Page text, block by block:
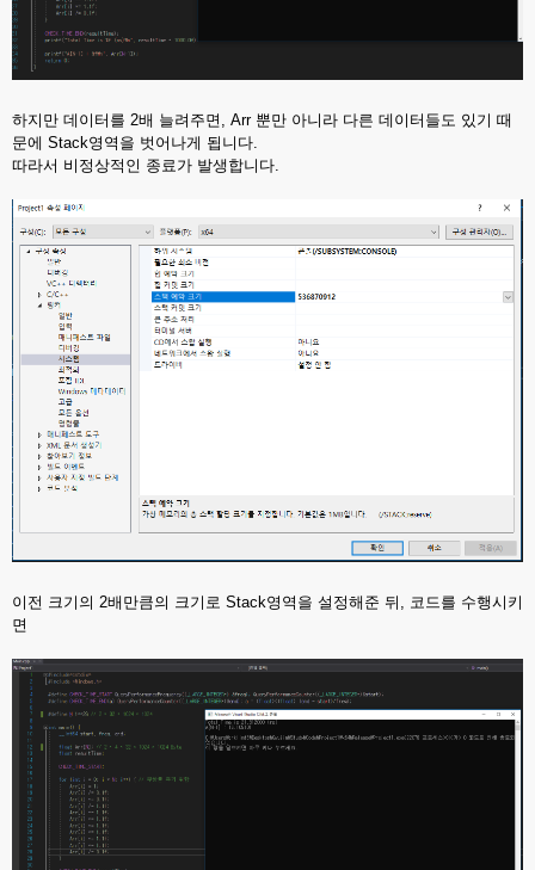
하지만 데이터를 2배 늘려주면, Arr 뿐만 아니라 다른 데이터들도 있기 때
문에 Stack영역을 벗어나게 됩니다.
따라서 비정상적인 종료가 발생합니다.
이전 크기의 2배만큼의 크기로 Stack영역을 설정해준 뒤, 코드를 수행시키
면